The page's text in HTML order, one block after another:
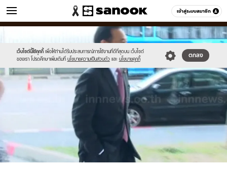
เข้าสู่ระบบสมาชิก
ข่าว หมวดอื่นๆ
เว็บไซต์นี้ใช้คุกกี้ เพื่อให้ท่านได้รับประสบการณ์การใช้งานที่ดีที่สุดบน เว็บไซต์
ของเรา โปรดศึกษาเพิ่มเติมที่ นโยบายความเป็นส่วนตัว และ นโยบายคุกกี้
ตกลง
//s.isanook.com/sr/0/images/logo-
sanook.png
//s.isanook.com/ns/0/ud/364/1820495/628105-